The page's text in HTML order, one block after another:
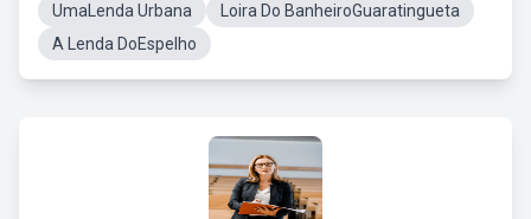
UmaLenda Urbana
Loira Do BanheiroGuaratingueta
A Lenda DoEspelho